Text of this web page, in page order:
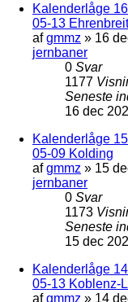
Kalenderlåge
05-13
afgmmz » 16
jernbaner
0 Svar
1177
Seneste
16 dec
Kalenderlåge
05-09 Kolding
afgmmz » 15
jernbaner
0 Svar
1173
Seneste
15 dec
Kalenderlåge
05-13 Koblenz-
afgmmz » 14